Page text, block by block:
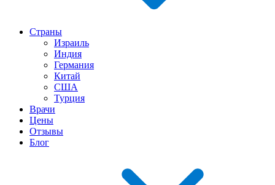
Страны
Израиль
Индия
Германия
Китай
США
Турция
Врачи
Цены
Отзывы
Блог